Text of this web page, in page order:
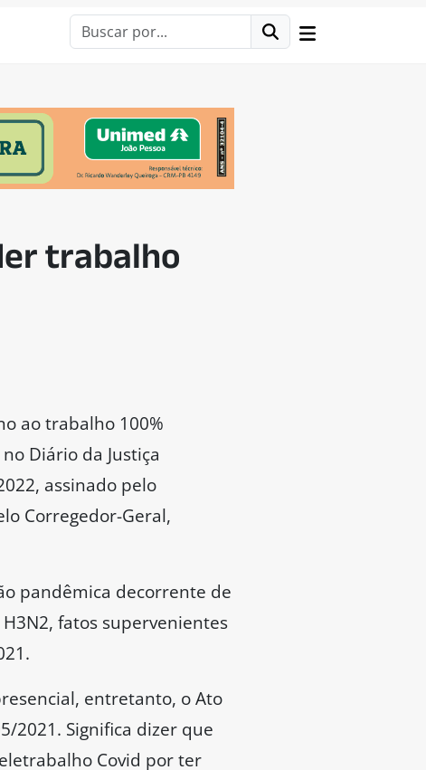
trabalho
ao trabalho 100%
Diário da Justiça
assinado pelo
Corregedor-Geral,
pandêmica decorrente de
fatos supervenientes
entretanto, o Ato
2021. Significa dizer que
Covid por ter